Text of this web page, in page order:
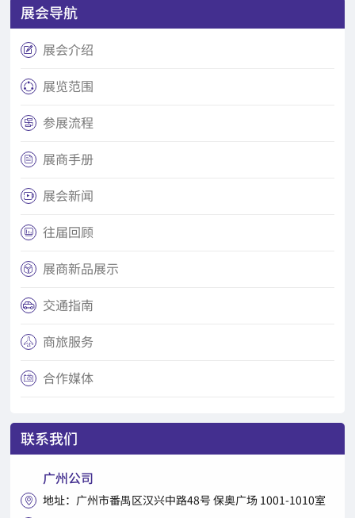
展会导航
 展会介绍
 展览范围
 参展流程
 展商手册
 展会新闻
 往届回顾
 展商新品展示
 交通指南
 商旅服务
 合作媒体
联系我们
广州公司
 地址：广州市番禺区汉兴中路48号 保奥广场 1001-1010室